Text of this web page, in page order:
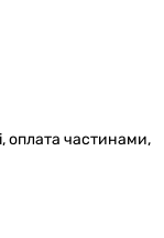
оплата частинами,